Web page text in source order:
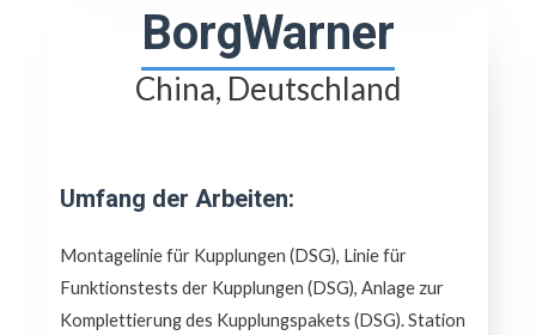
BorgWarner
China, Deutschland
Umfang der Arbeiten:
Montagelinie für Kupplungen (DSG), Linie für
Funktionstests der Kupplungen (DSG), Anlage zur
Komplettierung des Kupplungspakets (DSG). Station